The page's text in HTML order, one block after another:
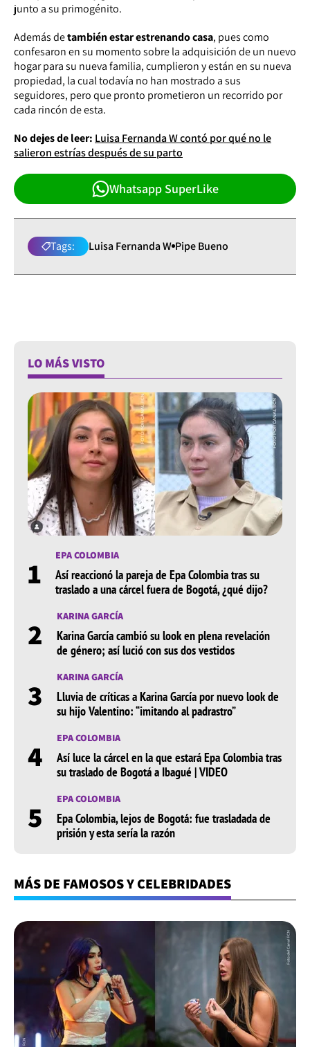
junto a su primogénito.
Además detambién estar estrenando casa, pues como
confesaron en su momento sobre la adquisición de un nuevo
hogar para su nueva familia, cumplieron y están en su nueva
propiedad, la cual todavía no han mostrado a sus
seguidores, pero que pronto prometieron un recorrido por
cada rincón de esta.
No dejes de leer: Luisa Fernanda W contó por qué no le
salieron estrías después de su parto
Whatsapp SuperLike
Tags: Luisa Fernanda W Pipe Bueno
LO MÁS VISTO
1 EPA COLOMBIA
Así reaccionó la pareja de Epa Colombia tras su
traslado a una cárcel fuera de Bogotá, ¿qué dijo?
2 KARINA GARCÍA
Karina García cambió su look en plena revelación
de género; así lució con sus dos vestidos
3 KARINA GARCÍA
Lluvia de críticas a Karina García por nuevo look de
su hijo Valentino: “imitando al padrastro”
4 EPA COLOMBIA
Así luce la cárcel en la que estará Epa Colombia tras
su traslado de Bogotá a Ibagué | VIDEO
5 EPA COLOMBIA
Epa Colombia, lejos de Bogotá: fue trasladada de
prisión y esta sería la razón
MÁS DE FAMOSOS Y CELEBRIDADES